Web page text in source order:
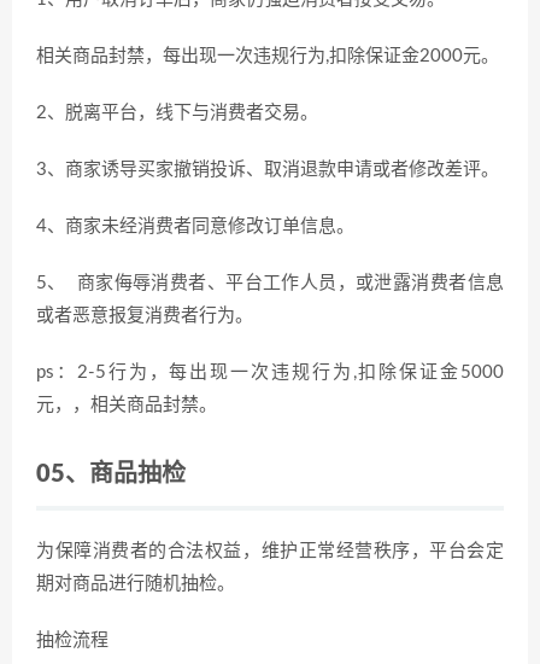
相关商品封禁，每出现一次违规行为,扣除保证金2000元。
2、脱离平台，线下与消费者交易。
3、商家诱导买家撤销投诉、取消退款申请或者修改差评。
4、商家未经消费者同意修改订单信息。
5、 商家侮辱消费者、平台工作人员，或泄露消费者信息
或者恶意报复消费者行为。
ps：2-5行为，每出现一次违规行为,扣除保证金5000
元，，相关商品封禁。
05、 商品抽检
为保障消费者的合法权益，维护正常经营秩序，平台会定
期对商品进行随机抽检。
抽检流程